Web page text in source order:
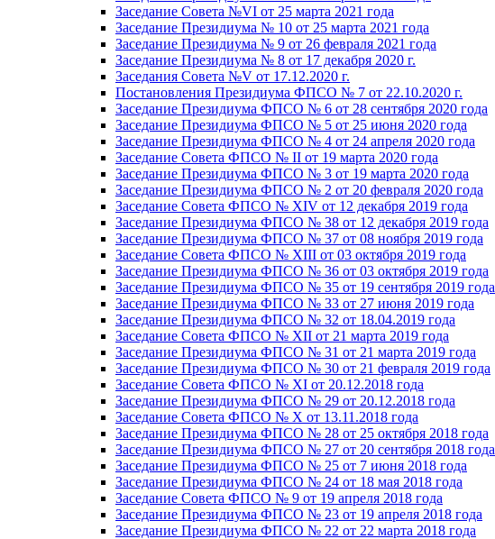
Заседание Совета №VI от 25 марта 2021 года
Заседание Президиума № 10 от 25 марта 2021 года
Заседание Президиума № 9 от 26 февраля 2021 года
Заседание Президиума № 8 от 17 декабря 2020 г.
Заседания Совета №V от 17.12.2020 г.
Постановления Президиума ФПСО № 7 от 22.10.2020 г.
Заседание Президиума ФПСО № 6 от 28 сентября 2020 года
Заседание Президиума ФПСО № 5 от 25 июня 2020 года
Заседание Президиума ФПСО № 4 от 24 апреля 2020 года
Заседание Совета ФПСО № II от 19 марта 2020 года
Заседание Президиума ФПСО № 3 от 19 марта 2020 года
Заседание Президиума ФПСО № 2 от 20 февраля 2020 года
Заседание Совета ФПСО № XIV от 12 декабря 2019 года
Заседание Президиума ФПСО № 38 от 12 декабря 2019 года
Заседание Президиума ФПСО № 37 от 08 ноября 2019 года
Заседание Совета ФПСО № XIII от 03 октября 2019 года
Заседание Президиума ФПСО № 36 от 03 октября 2019 года
Заседание Президиума ФПСО № 35 от 19 сентября 2019 года
Заседание Президиума ФПСО № 33 от 27 июня 2019 года
Заседание Президиума ФПСО № 32 от 18.04.2019 года
Заседание Совета ФПСО № XII от 21 марта 2019 года
Заседание Президиума ФПСО № 31 от 21 марта 2019 года
Заседание Президиума ФПСО № 30 от 21 февраля 2019 года
Заседание Совета ФПСО № XI от 20.12.2018 года
Заседание Президиума ФПСО № 29 от 20.12.2018 года
Заседание Совета ФПСО № X от 13.11.2018 года
Заседание Президиума ФПСО № 28 от 25 октября 2018 года
Заседание Президиума ФПСО № 27 от 20 сентября 2018 года
Заседание Президиума ФПСО № 25 от 7 июня 2018 года
Заседание Президиума ФПСО № 24 от 18 мая 2018 года
Заседание Совета ФПСО № 9 от 19 апреля 2018 года
Заседание Президиума ФПСО № 23 от 19 апреля 2018 года
Заседание Президиума ФПСО № 22 от 22 марта 2018 года